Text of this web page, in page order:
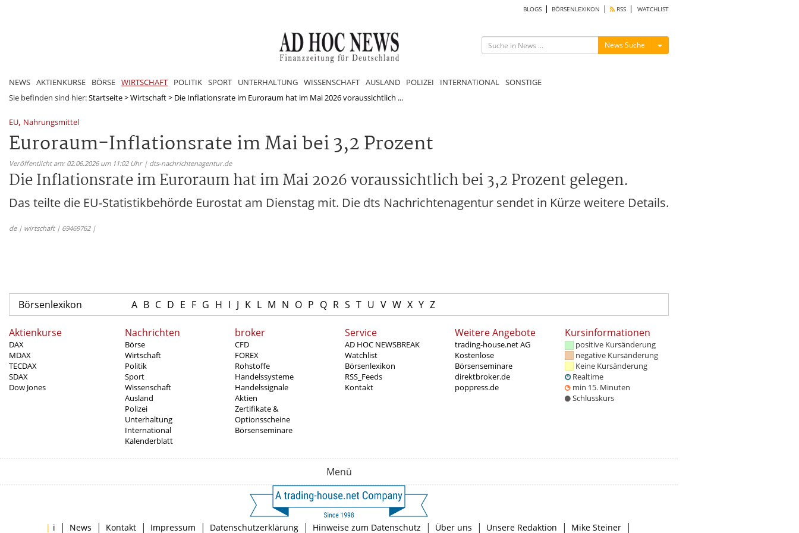
BLOGS BÖRSENLEXIKON RSS WATCHLIST
News Suche Menü ein-/ausblenden
NEWS AKTIENKURSE BÖRSE WIRTSCHAFT POLITIK SPORT UNTERHALTUNG WISSENSCHAFT AUSLAND POLIZEI INTERNATIONAL SONSTIGE
Sie befinden sind hier:Startseite>Wirtschaft> Die Inflationsrate im Euroraum hat im Mai 2026 voraussichtlich ...
EU, Nahrungsmittel
Euroraum-Inflationsrate im Mai bei 3,2 Prozent
Veröffentlicht am: 02.06.2026 um 11:02 Uhr | dts-nachrichtenagentur.de
Die Inflationsrate im Euroraum hat im Mai 2026 voraussichtlich bei 3,2 Prozent gelegen.
Das teilte die EU-Statistikbehörde Eurostat am Dienstag mit. Die dts Nachrichtenagentur sendet in Kürze weitere Details.
de | wirtschaft | 69469762 |
Börsenlexikon A B C D E F G H I J K L M N O P Q R S T U V W X Y Z
Aktienkurse
DAX
MDAX
TECDAX
SDAX
Dow Jones
Nachrichten
Börse
Wirtschaft
Politik
Sport
Wissenschaft
Ausland
Polizei
Unterhaltung
International
Kalenderblatt
broker
CFD
FOREX
Rohstoffe
Handelssysteme
Handelssignale
Aktien
Zertifikate &
Optionsscheine
Börsenseminare
Service
AD HOC NEWSBREAK
Watchlist
Börsenlexikon
RSS_Feeds
Kontakt
Weitere Angebote
trading-house.net AG
Kostenlose
Börsenseminare
direktbroker.de
poppress.de
Kursinformationen
positive Kursänderung
negative Kursänderung
Keine Kursänderung
Realtime
min 15. Minuten
Schlusskurs
Menü
| i | News | Kontakt | Impressum | Datenschutzerklärung | Hinweise zum Datenschutz | Über uns | Unsere Redaktion | Mike Steiner |